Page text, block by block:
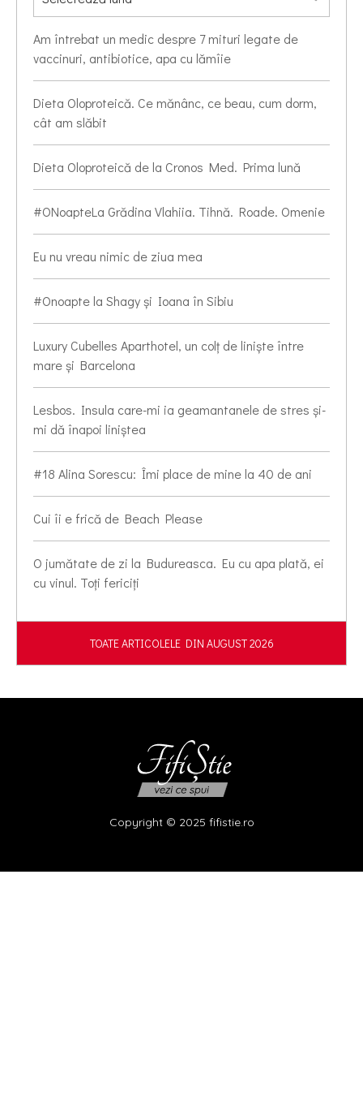
Am întrebat un medic despre 7 mituri legate de
vaccinuri, antibiotice, apa cu lămîie
Dieta Oloproteică. Ce mănânc, ce beau, cum dorm,
cât am slăbit
Dieta Oloproteică de la Cronos Med. Prima lună
#ONoapteLa Grădina Vlahiia. Tihnă. Roade. Omenie
Eu nu vreau nimic de ziua mea
#Onoapte la Shagy și Ioana în Sibiu
Luxury Cubelles Aparthotel, un colț de liniște între
mare și Barcelona
Lesbos. Insula care-mi ia geamantanele de stres și-
mi dă înapoi liniștea
#18 Alina Sorescu: Îmi place de mine la 40 de ani
Cui îi e frică de Beach Please
O jumătate de zi la Budureasca. Eu cu apa plată, ei
cu vinul. Toți fericiți
TOATE ARTICOLELE DIN AUGUST 2026
Copyright © 2025 fifistie.ro